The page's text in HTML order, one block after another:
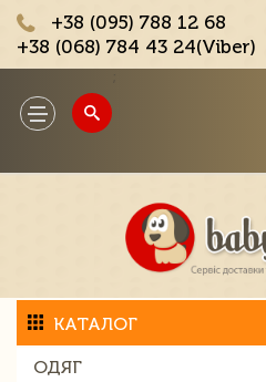
+38 (095) 788 12 68
+38 (068) 784 43 24(Viber)
Toggle
navigation
КАТАЛОГ
ОДЯГ